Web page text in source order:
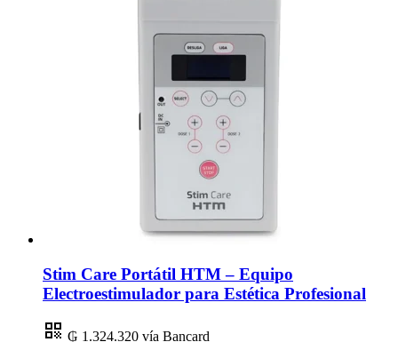
Stim Care Portátil HTM – Equipo
Electroestimulador para Estética Profesional
₲ 1.324.320 vía Bancard